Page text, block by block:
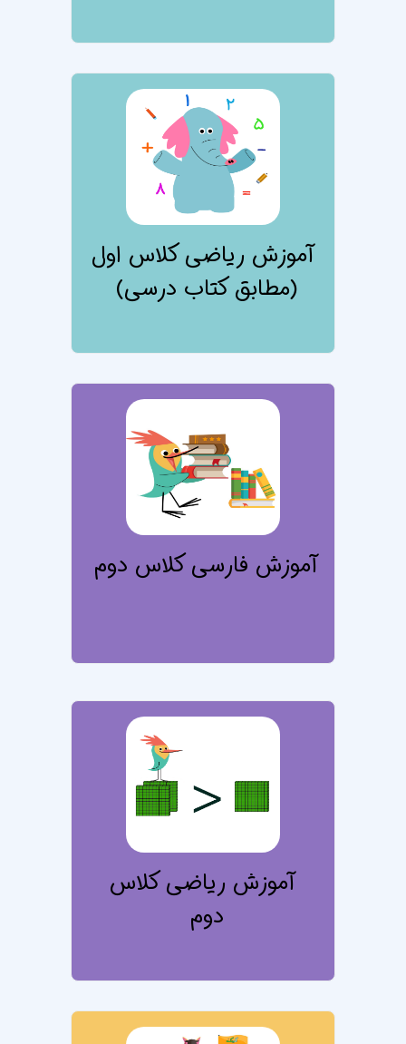
تصویر درس
آموزش ریاضی کلاس اول
(مطابق کتاب درسی)
تصویر درس
آموزش فارسی کلاس دوم
تصویر درس
آموزش ریاضی کلاس
دوم